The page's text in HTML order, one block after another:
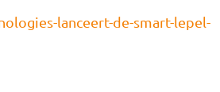
lanceert-de-smart-lepel-